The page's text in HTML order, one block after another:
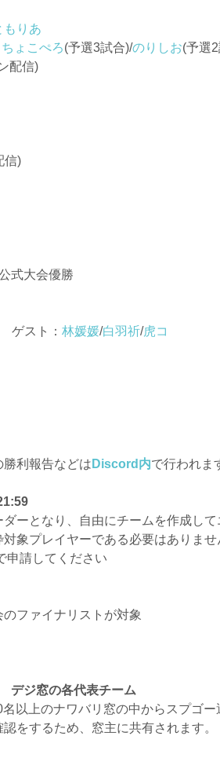
もりあ
ちょこぺろ(予選3試合)/のりしお(予選
配信)
信)
式大会優勝
ゲスト： 林媛媛/白羽祈/虎コ
利報告などは Discord内で行われま
となり、自由にチームを作成して
プレイヤーである必要はありませ
請してください
ファイナリストが対象
窓の各代表チーム
以上のナワバリ窓の中からスプゴー
するため、窓主に共有されます。